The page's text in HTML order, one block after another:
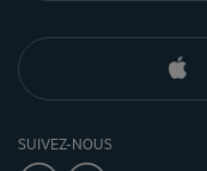
SUIVEZ-NOUS